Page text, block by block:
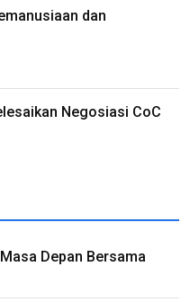
dan
Negosiasi CoC
Depan Bersama